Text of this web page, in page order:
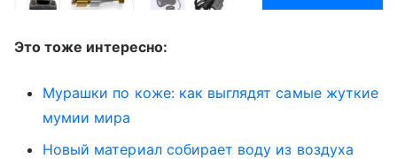
Это тоже интересно:
Мурашки по коже: как выглядят самые жуткие
мумии мира
Новый материал собирает воду из воздуха